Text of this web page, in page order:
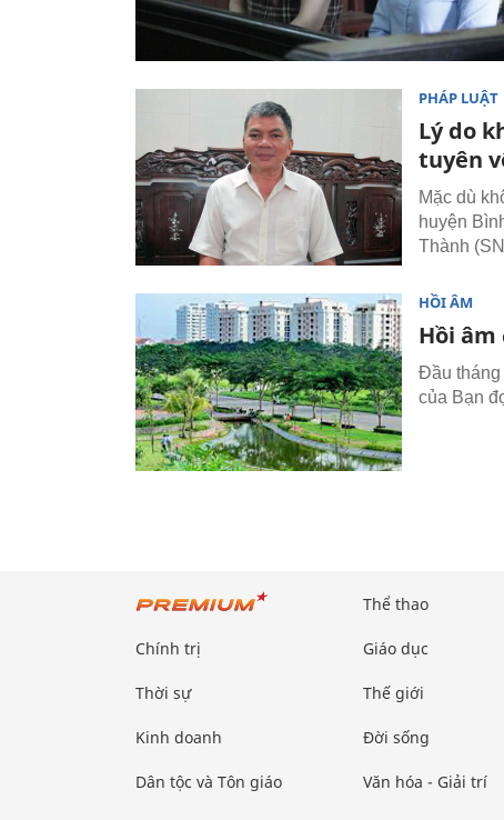
PHÁP LUẬT
Lý do
tuyên
Mặc dù
huyện
Thành
HỒI ÂM
Hồi
Đầu tháng
của Bạn
Chính trị
Thời sự
Kinh doanh
Dân tộc và Tôn giáo
Thể thao
Giáo dục
Thế giới
Đời sống
Văn hóa - Giải trí